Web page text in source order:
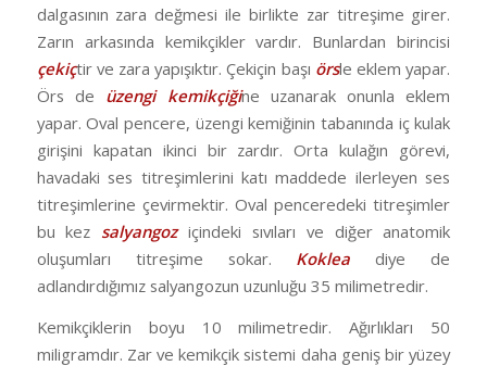
dalgasının zara değmesi ile birlikte zar titreşime girer.
Zarın arkasında kemikçikler vardır. Bunlardan birincisi
çekiçtir ve zara yapışıktır. Çekiçin başı örsle eklem yapar.
Örs de üzengi kemikçiğine uzanarak onunla eklem
yapar. Oval pencere, üzengi kemiğinin tabanında iç kulak
girişini kapatan ikinci bir zardır. Orta kulağın görevi,
havadaki ses titreşimlerini katı maddede ilerleyen ses
titreşimlerine çevirmektir. Oval penceredeki titreşimler
bu kez salyangoziçindeki sıvıları ve diğer anatomik
oluşumları titreşime sokar. Koklea diye de
adlandırdığımız salyangozun uzunluğu 35 milimetredir.
Kemikçiklerin boyu 10 milimetredir. Ağırlıkları 50
miligramdır. Zar ve kemikçik sistemi daha geniş bir yüzey